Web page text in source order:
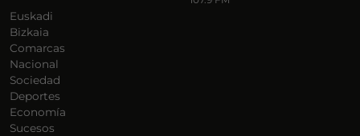
Euskadi
Bizkaia
Comarcas
Nacional
Sociedad
Deportes
Economía
Sucesos